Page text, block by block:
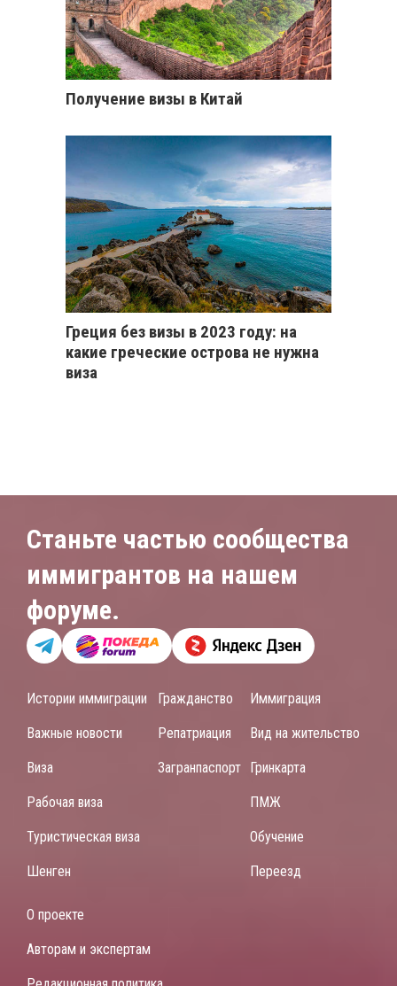
Получение визы в Китай
Греция без визы в 2023 году: на
какие греческие острова не нужна
виза
Станьте частью сообщества
иммигрантов на нашем
форуме.
Истории иммиграции
Важные новости
Виза
Рабочая виза
Туристическая виза
Шенген
Гражданство
Репатриация
Загранпаспорт
Иммиграция
Вид на жительство
Гринкарта
ПМЖ
Обучение
Переезд
О проекте
Авторам и экспертам